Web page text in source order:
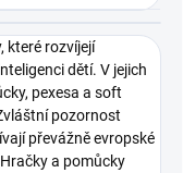
které rozvíjejí
dětí. V jejich
pexesa a soft
pozornost
převážně evropské
a pomůcky